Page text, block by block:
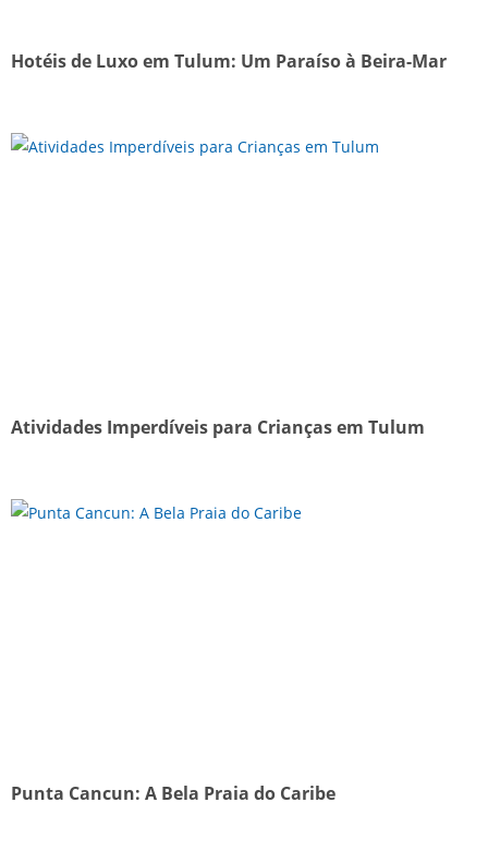
Hotéis de Luxo em Tulum: Um Paraíso à Beira-Mar
Atividades Imperdíveis para Crianças em Tulum
Punta Cancun: A Bela Praia do Caribe